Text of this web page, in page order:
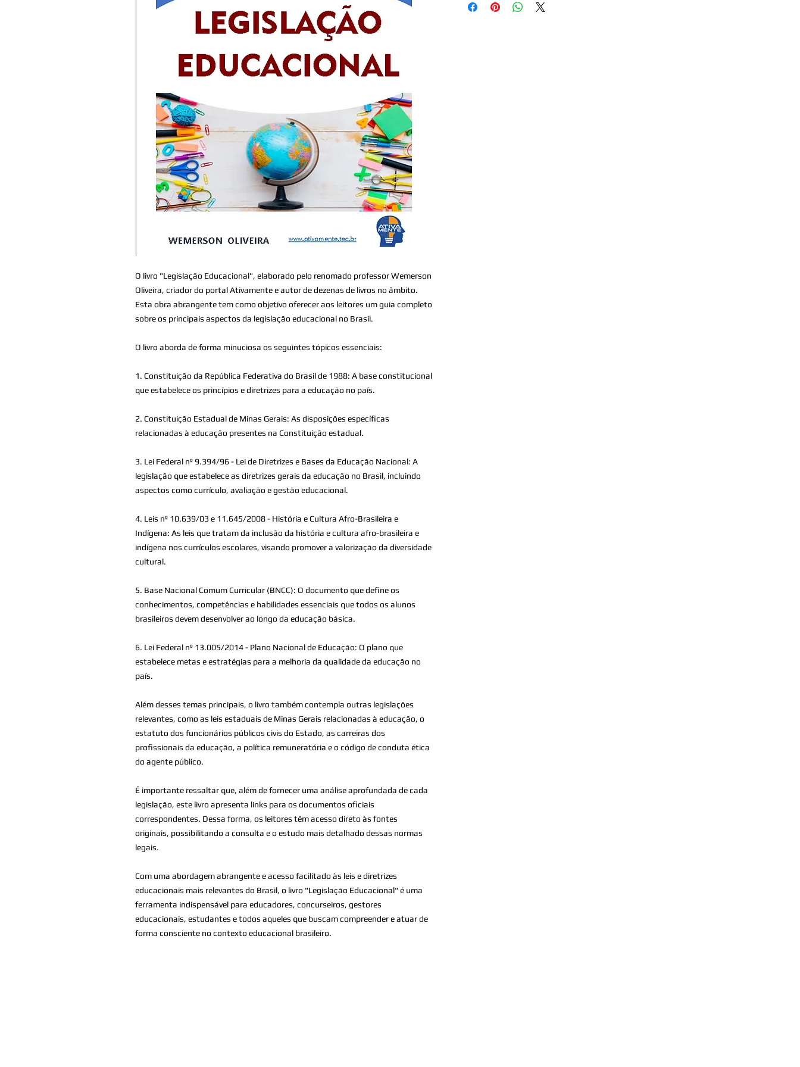
O livro "Legislação Educacional", elaborado pelo renomado professor Wemerson
Oliveira, criador do portal Ativamente e autor de dezenas de livros no âmbito.
Esta obra abrangente tem como objetivo oferecer aos leitores um guia completo
sobre os principais aspectos da legislação educacional no Brasil.
O livro aborda de forma minuciosa os seguintes tópicos essenciais:
1. Constituição da República Federativa do Brasil de 1988: A base constitucional
que estabelece os princípios e diretrizes para a educação no país.
2. Constituição Estadual de Minas Gerais: As disposições específicas
relacionadas à educação presentes na Constituição estadual.
3. Lei Federal nº 9.394/96 - Lei de Diretrizes e Bases da Educação Nacional: A
legislação que estabelece as diretrizes gerais da educação no Brasil, incluindo
aspectos como currículo, avaliação e gestão educacional.
4. Leis nº 10.639/03 e 11.645/2008 - História e Cultura Afro-Brasileira e
Indígena: As leis que tratam da inclusão da história e cultura afro-brasileira e
indígena nos currículos escolares, visando promover a valorização da diversidade
cultural.
5. Base Nacional Comum Curricular (BNCC): O documento que define os
conhecimentos, competências e habilidades essenciais que todos os alunos
brasileiros devem desenvolver ao longo da educação básica.
6. Lei Federal nº 13.005/2014 - Plano Nacional de Educação: O plano que
estabelece metas e estratégias para a melhoria da qualidade da educação no
país.
Além desses temas principais, o livro também contempla outras legislações
relevantes, como as leis estaduais de Minas Gerais relacionadas à educação, o
estatuto dos funcionários públicos civis do Estado, as carreiras dos
profissionais da educação, a política remuneratória e o código de conduta ética
do agente público.
É importante ressaltar que, além de fornecer uma análise aprofundada de cada
legislação, este livro apresenta links para os documentos oficiais
correspondentes. Dessa forma, os leitores têm acesso direto às fontes
originais, possibilitando a consulta e o estudo mais detalhado dessas normas
legais.
Com uma abordagem abrangente e acesso facilitado às leis e diretrizes
educacionais mais relevantes do Brasil, o livro "Legislação Educacional" é uma
ferramenta indispensável para educadores, concurseiros, gestores
educacionais, estudantes e todos aqueles que buscam compreender e atuar de
forma consciente no contexto educacional brasileiro.